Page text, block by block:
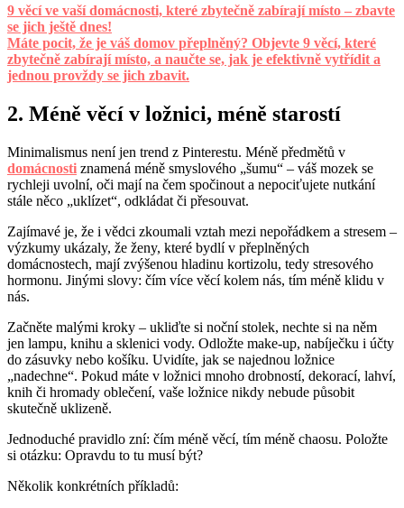
9 věcí ve vaší domácnosti, které zbytečně zabírají místo – zbavte
se jich ještě dnes!
Máte pocit, že je váš domov přeplněný? Objevte 9 věcí, které
zbytečně zabírají místo, a naučte se, jak je efektivně vytřídit a
jednou provždy se jich zbavit.
2. Méně věcí v ložnici, méně starostí
Minimalismus není jen trend z Pinterestu. Méně předmětů v
domácnosti znamená méně smyslového „šumu“ – váš mozek se
rychleji uvolní, oči mají na čem spočinout a nepociťujete nutkání
stále něco „uklízet“, odkládat či přesouvat.
Zajímavé je, že i vědci zkoumali vztah mezi nepořádkem a stresem –
výzkumy ukázaly, že ženy, které bydlí v přeplněných
domácnostech, mají zvýšenou hladinu kortizolu, tedy stresového
hormonu. Jinými slovy: čím více věcí kolem nás, tím méně klidu v
nás.
Začněte malými kroky – ukliďte si noční stolek, nechte si na něm
jen lampu, knihu a sklenici vody. Odložte make-up, nabíječku i účty
do zásuvky nebo košíku. Uvidíte, jak se najednou ložnice
„nadechne“. Pokud máte v ložnici mnoho drobností, dekorací, lahví,
knih či hromady oblečení, vaše ložnice nikdy nebude působit
skutečně uklizeně.
Jednoduché pravidlo zní: čím méně věcí, tím méně chaosu. Položte
si otázku: Opravdu to tu musí být?
Několik konkrétních příkladů: